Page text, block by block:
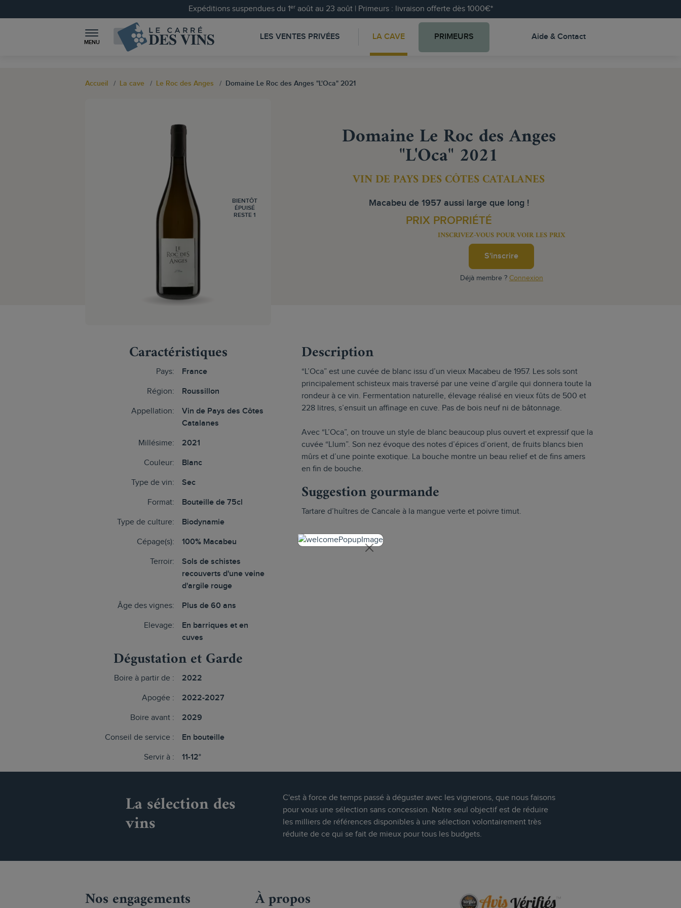
Expéditions suspendues du 1ᵉʳ août au 23 août | Primeurs : livraison offerte dès 1000€*
MENU
LES VENTES PRIVÉES LA CAVE PRIMEURS Aide & Contact
Accueil La cave Le Roc des Anges Domaine Le Roc des Anges "L'Oca" 2021
BIENTÔT
ÉPUISÉ
RESTE 1
Domaine Le Roc des Anges
"L'Oca" 2021
VIN DE PAYS DES CÔTES CATALANES
Macabeu de 1957 aussi large que long !
PRIX PROPRIÉTÉ
INSCRIVEZ-VOUS POUR VOIR LES PRIX
S'inscrire
Déjà membre ? Connexion
Caractéristiques
Pays: France
Région: Roussillon
Appellation:
Vin de Pays des Côtes
Catalanes
Millésime: 2021
Couleur: Blanc
Type de vin: Sec
Format: Bouteille de 75cl
Type de culture: Biodynamie
Cépage(s): 100% Macabeu
Terroir:
Sols de schistes
recouverts d'une veine
d'argile rouge
Âge des vignes: Plus de 60 ans
Elevage:
En barriques et en
cuves
Dégustation et Garde
Boire à partir de : 2022
Apogée : 2022-2027
Boire avant : 2029
Conseil de service : En bouteille
Servir à : 11-12°
Description
“L’Oca” est une cuvée de blanc issu d’un vieux Macabeu de 1957. Les sols sont
principalement schisteux mais traversé par une veine d’argile qui donnera toute la
rondeur à ce vin. Fermentation naturelle, élevage réalisé en vieux fûts de 500 et
228 litres, s’ensuit un affinage en cuve. Pas de bois neuf ni de bâtonnage.
Avec “L’Oca”, on trouve un style de blanc beaucoup plus ouvert et expressif que la
cuvée “Llum”. Son nez évoque des notes d’épices d’orient, de fruits blancs bien
mûrs et d’une pointe exotique. La bouche montre un beau relief et de fins amers
en fin de bouche.
Suggestion gourmande
Tartare d’huîtres de Cancale à la mangue verte et poivre timut.
La sélection des
vins
C'est à force de temps passé à déguster avec les vignerons, que nous faisons
pour vous une sélection sans concession. Notre seul objectif est de réduire
les milliers de références disponibles à une sélection volontairement très
réduite de ce qui se fait de mieux pour tous les budgets.
Nos engagements À propos